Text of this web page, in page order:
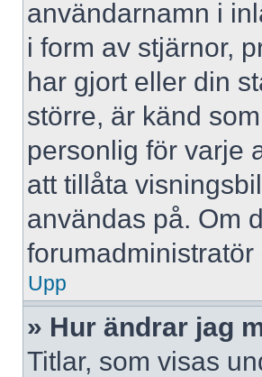
användarnamn i
i form av stjärnor,
har gjort eller din
större, är känd
personlig för varje
att tillåta
användas på. Om
Upp
» Hur ändrar jag
Titlar, som visas